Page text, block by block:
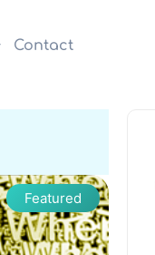
Contact
Featured